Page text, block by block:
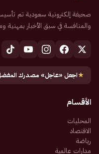
والمنافسة في سبق الأخبار
★اجعل «عاجل» مصدرك
الأقسام
المحليات
الاقتصاد
رياضة
مدارات عالمية